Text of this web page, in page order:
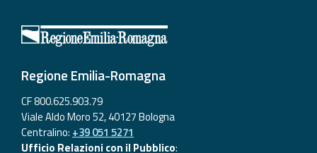
Regione Emilia-Romagna
CF 800.625.903.79
Viale Aldo Moro 52, 40127 Bologna
Centralino: +39 051 5271
Ufficio Relazioni con il Pubblico: